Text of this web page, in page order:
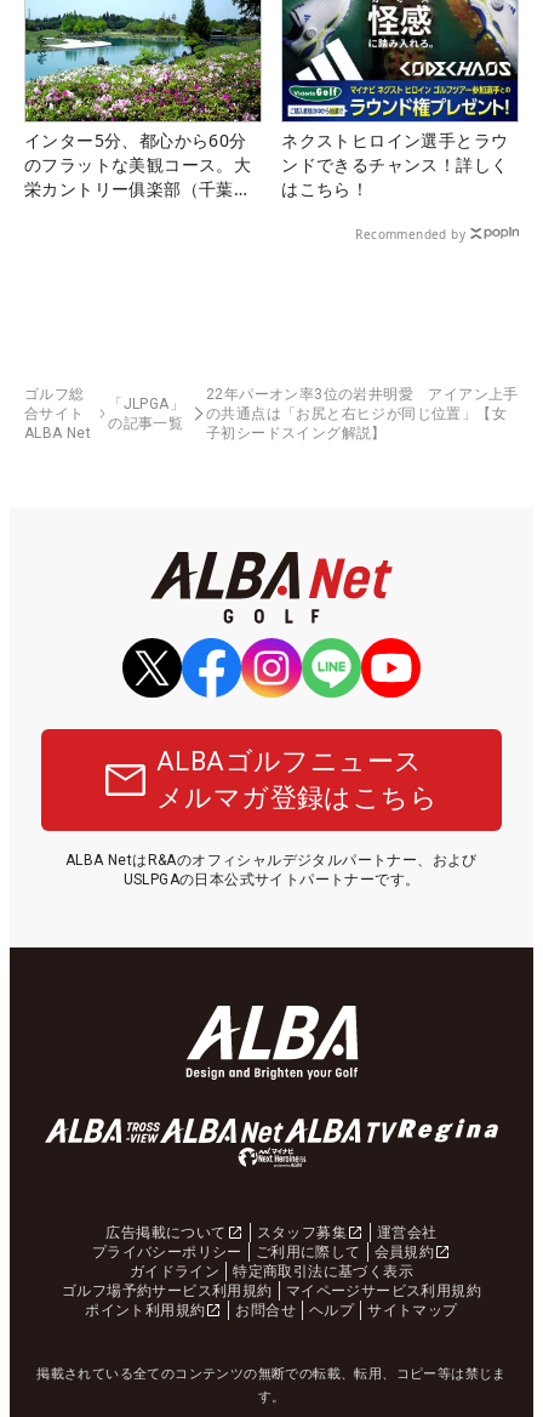
インター5分、都心から60分
のフラットな美観コース。大
栄カントリー俱楽部（千葉
ネクストヒロイン選手とラウ
ンドできるチャンス！詳しく
はこちら！
Recommended by
ゴルフ総
合サイト
ALBA Net
「JLPGA」
の記事一覧
22年パーオン率3位の岩井明愛 アイアン上手
の共通点は「お尻と右ヒジが同じ位置」【女
子初シードスイング解説】
ALBAゴルフニュース
メルマガ登録はこちら
ALBA NetはR&Aのオフィシャルデジタルパートナー、および
USLPGAの日本公式サイトパートナーです。
広告掲載について スタッフ募集
運営会社
プライバシーポリシー
ご利用に際して
会員規約
ガイドライン
特定商取引法に基づく表示
ゴルフ場予約サービス利用規約
マイページサービス利用規約
ポイント利用規約
お問合せ ヘルプ サイトマップ
掲載されている全てのコンテンツの無断での転載、転用、コピー等は禁じま
す。